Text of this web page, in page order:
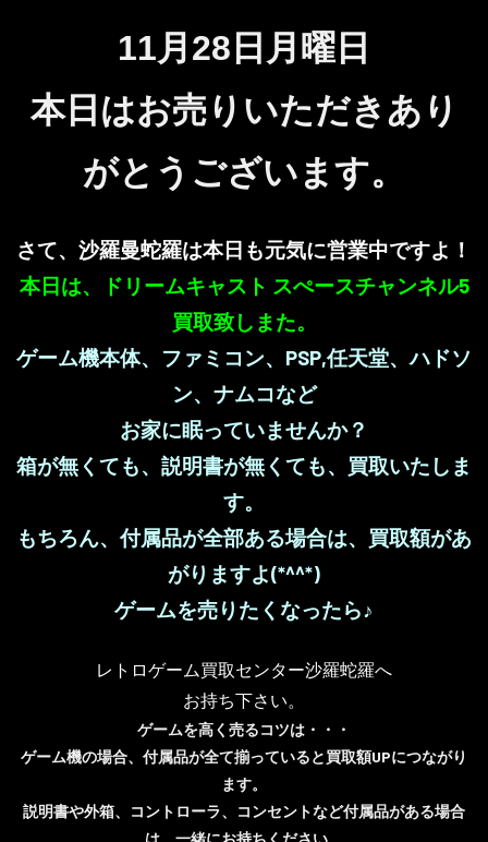
11月28 日月曜日
本日はお売りいただきあり
がとうございます。
さて、沙羅曼蛇羅は本日も元気に営業中ですよ！
本日は、ドリームキャスト スぺースチャンネル5
買取致しまた。
ゲーム機本体、ファミコン、PSP,任天堂、ハドソ
ン、ナムコなど
お家に眠っていませんか？
箱が無くても、説明書が無くても、買取いたしま
す。
もちろん、付属品が全部ある場合は、買取額があ
がりますよ(*^^*)
ゲームを売りたくなったら♪
レトロゲーム買取センター沙羅蛇羅へ
お持ち下さい。
ゲームを高く売るコツは・・・
ゲーム機の場合、付属品が全て揃っていると買取額UPにつながり
ます。
説明書や外箱、コントローラ、コンセントなど付属品がある場合
は、一緒にお持ちください。